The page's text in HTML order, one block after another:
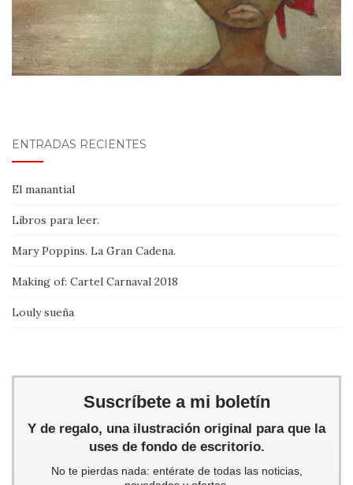
ENTRADAS RECIENTES
El manantial
Libros para leer.
Mary Poppins. La Gran Cadena.
Making of: Cartel Carnaval 2018
Louly sueña
Suscríbete a mi boletín
Y de regalo, una ilustración original para que la
uses de fondo de escritorio.
No te pierdas nada: entérate de todas las noticias,